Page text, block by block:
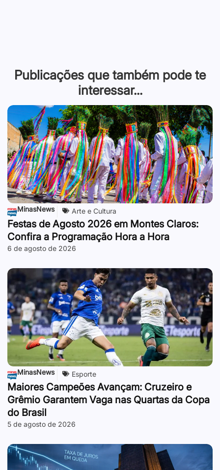
Publicações que também pode te
interessar...
MinasNews Arte e Cultura
Festas de Agosto 2026 em Montes Claros:
Confira a Programação Hora a Hora
6 de agosto de 2026
MinasNews Esporte
Maiores Campeões Avançam: Cruzeiro e
Grêmio Garantem Vaga nas Quartas da Copa
do Brasil
5 de agosto de 2026